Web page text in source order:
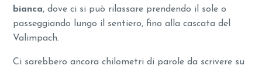
bianca, dove ci si può rilassare prendendo il sole o
passeggiando lungo il sentiero, fino alla cascata del
Valimpach.
Ci sarebbero ancora chilometri di parole da scrivere su